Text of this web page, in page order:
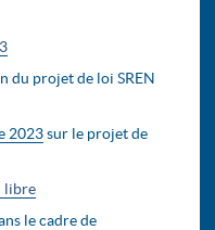
du projet de loi SREN
2023sur le projet de
libre
le cadre de